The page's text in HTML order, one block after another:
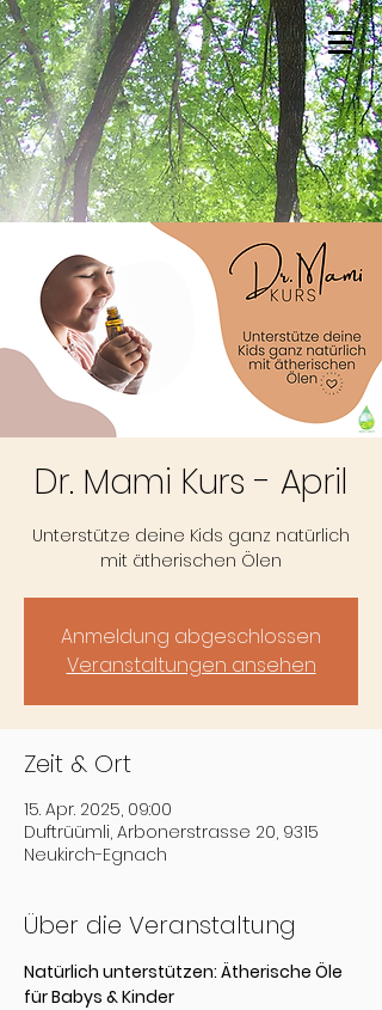
Dr. Mami Kurs - April
Unterstütze deine Kids ganz natürlich
mit ätherischen Ölen
Anmeldung abgeschlossen
Veranstaltungen ansehen
Zeit & Ort
15. Apr. 2025, 09:00
Duftrüümli, Arbonerstrasse 20, 9315
Neukirch-Egnach
Über die Veranstaltung
Natürlich unterstützen: Ätherische Öle
für Babys & Kinder